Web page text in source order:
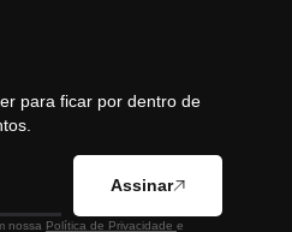
para ficar por dentro de
Assinar
nossa Política de Privacidade e